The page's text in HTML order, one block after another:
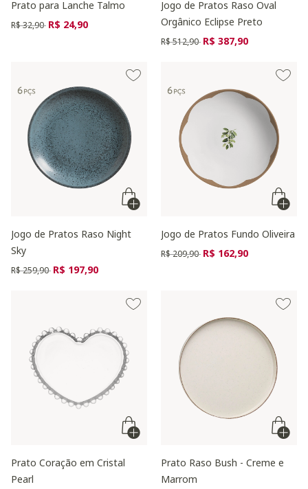
Prato para Lanche Talmo
Preço reduzido de
R$ 32,90 para
R$ 24,90
Jogo de Pratos Raso Oval
Orgânico Eclipse Preto
Preço reduzido de
R$ 512,90 para
R$ 387,90
Jogo de Pratos Raso Night
Sky
Preço reduzido de
R$ 259,90 para
R$ 197,90
Jogo de Pratos Fundo Oliveira
Preço reduzido de
R$ 209,90 para
R$ 162,90
Prato Coração em Cristal
Pearl
Prato Raso Bush - Creme e
Marrom